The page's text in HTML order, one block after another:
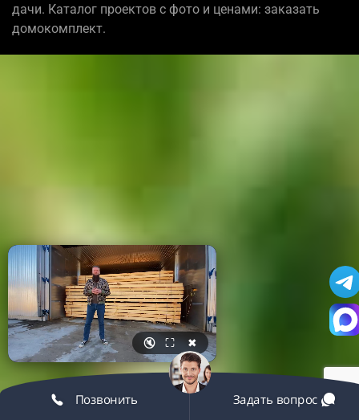
дачи. Каталог проектов с фото и ценами: заказать
домокомплект.
🔇 ⛶ ✖
Позвонить Задать вопрос